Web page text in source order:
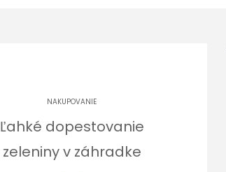
NAKUPOVANIE
Ľahké dopestovanie
zeleniny v záhradke